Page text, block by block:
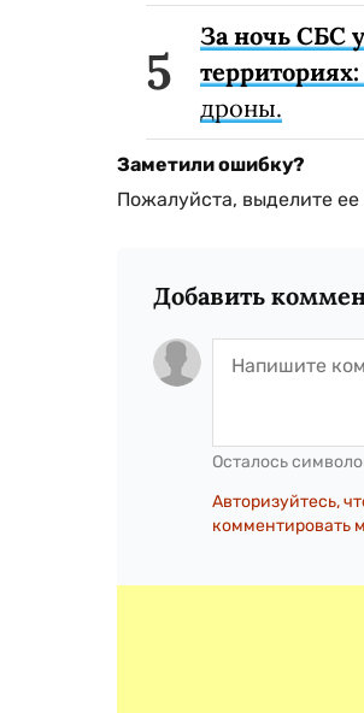
За ночь СБС
дроны.
Заметили ошибку?
Пожалуйста, выделите
Добавить
Осталось
Авторизуйтесь,
комментировать